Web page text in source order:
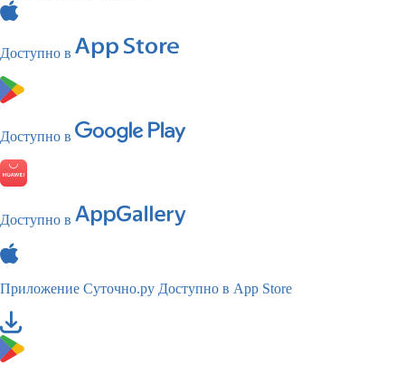
Доступно в
Доступно в
Доступно в
Приложение Суточно.ру Доступно в App Store